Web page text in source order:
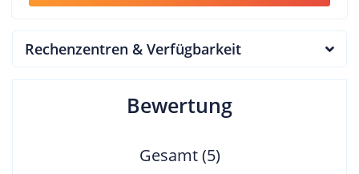
Rechenzentren & Verfügbarkeit
Bewertung
Gesamt (5)